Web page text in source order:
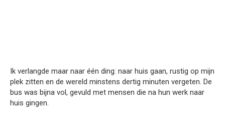
Ik verlangde maar naar één ding: naar huis gaan, rustig op mijn
plek zitten en de wereld minstens dertig minuten vergeten. De
bus was bijna vol, gevuld met mensen die na hun werk naar
huis gingen.